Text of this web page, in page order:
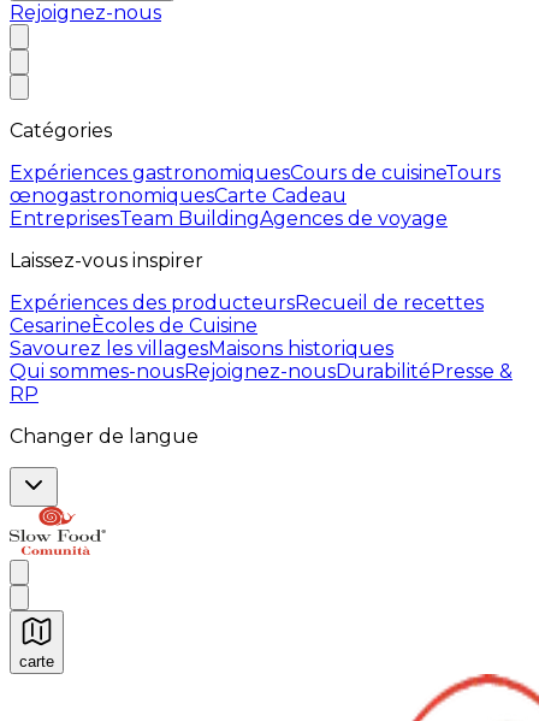
Rejoignez-nous
Catégories
Expériences gastronomiquesCours de cuisineTours
œnogastronomiquesCarte Cadeau
EntreprisesTeam BuildingAgences de voyage
Laissez-vous inspirer
Expériences des producteursRecueil de recettes
CesarineÈcoles de Cuisine
Savourez les villagesMaisons historiques
Qui sommes-nousRejoignez-nousDurabilitéPresse &
RP
Changer de langue
carte
Expériences culinaires inoubliables : Expériences